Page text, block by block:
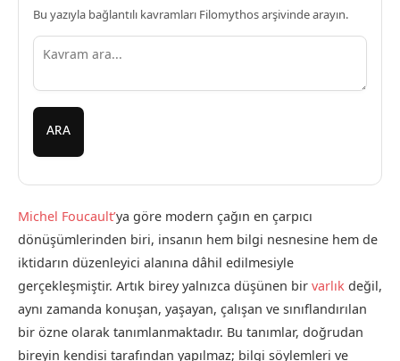
Bu yazıyla bağlantılı kavramları Filomythos arşivinde arayın.
ARA
Michel Foucault’ya göre modern çağın en çarpıcı
dönüşümlerinden biri, insanın hem bilgi nesnesine hem de
iktidarın düzenleyici alanına dâhil edilmesiyle
gerçekleşmiştir. Artık birey yalnızca düşünen bir varlık değil,
aynı zamanda konuşan, yaşayan, çalışan ve sınıflandırılan
bir özne olarak tanımlanmaktadır. Bu tanımlar, doğrudan
bireyin kendisi tarafından yapılmaz; bilgi söylemleri ve